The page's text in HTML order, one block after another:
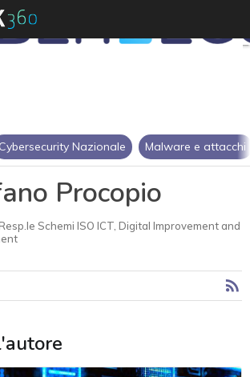
Cybersecurity Nazionale Malware e attacchi
Procopio
Schemi ISO ICT, Digital Improvement and